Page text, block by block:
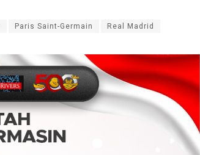
Paris Saint-Germain Real Madrid